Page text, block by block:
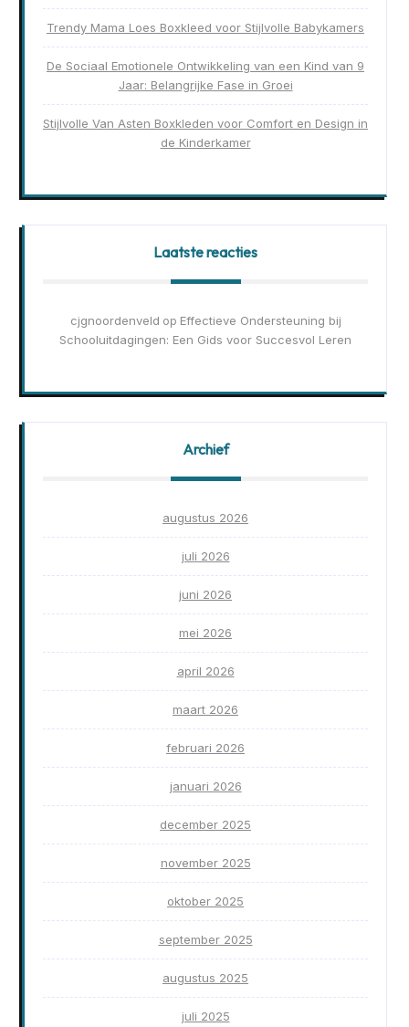
Trendy Mama Loes Boxkleed voor Stijlvolle Babykamers
De Sociaal Emotionele Ontwikkeling van een Kind van 9
Jaar: Belangrijke Fase in Groei
Stijlvolle Van Asten Boxkleden voor Comfort en Design in
de Kinderkamer
Laatste reacties
cjgnoordenveld op Effectieve Ondersteuning bij
Schooluitdagingen: Een Gids voor Succesvol Leren
Archief
augustus 2026
juli 2026
juni 2026
mei 2026
april 2026
maart 2026
februari 2026
januari 2026
december 2025
november 2025
oktober 2025
september 2025
augustus 2025
juli 2025